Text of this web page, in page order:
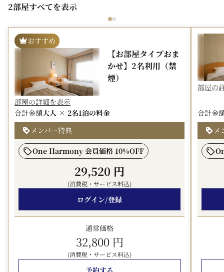
当日限定のスペシャルプライス。
精算はオンライン決済なのでチェックインも楽々♪
どこのお部屋に泊まれるかは、チェックインまでお楽しみ
に！
※ベッドタイプ、ルームタイプ、景観等のリクエストは一
切承りかねます
※お部屋タイプにて禁煙・喫煙をお選びください
※本プランはオンライン決済限定プランです
■朝食■
和洋のブッフェスタイル
会場 LB階 ブッフェレストランつばき
営業時間 6:30～10:00 （1月～2月 7:00～10:00）
～朝食ブッフェのテーマは「新潟の恵み」～
ホテルオークラ新潟自慢の朝食は新潟県産コシヒカリ2種
食べ比べや新潟ブランド卵を使ったオムレツなど、和食＆
洋食を含め約50種以上！
炊き立てのコシヒカリと共にのっぺ、栃尾の油揚げ、タレ
カツ、ふのりそば、大力納豆、笹川流れの干物など地元の
郷土料理をお好きなだけお楽しみください。
毎朝ホテル内ベーカリーで焼き上げるクロワッサンやデニ
2部屋すべてを表示
おすすめ
【お部屋タイプおま
かせ】2名利用（禁
煙）
部屋の詳細を表示
合計金額大人 × 2名1泊の料金
メンバー特典
One Harmony 会員価格 10%OFF
29,520 円
(消費税・サービス料込)
ログイン/登録
通常価格
32,800 円
(消費税・サービス料込)
部屋の
合計金
メ